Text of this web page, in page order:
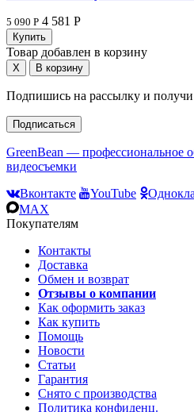
5 090 Р 4 581 Р
Товар добавлен в корзину
Подпишись на рассылку и
Подписаться
GreenBean — профессиональное
видеосъемки
Вконтакте
YouTube
MAX
Покупателям
Контакты
Доставка
Обмен и возврат
Отзывы о компании
Как оформить заказ
Как купить
Помощь
Новости
Статьи
Гарантия
Снято с производства
Политика конфиденц.